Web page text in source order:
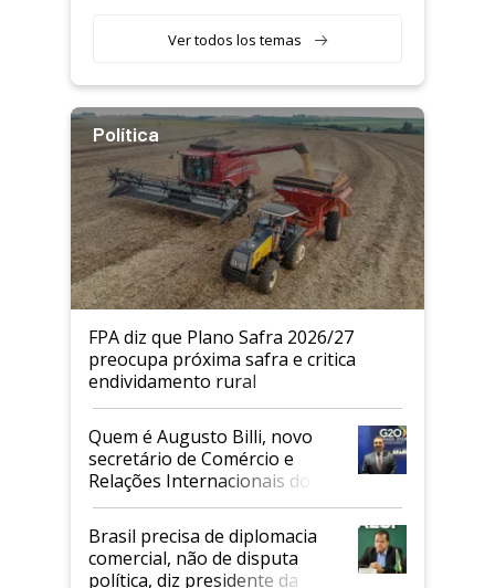
Ver todos los temas
Política
FPA diz que Plano Safra 2026/27
preocupa próxima safra e critica
endividamento rural
Quem é Augusto Billi, novo
secretário de Comércio e
Relações Internacionais do
Mapa
Brasil precisa de diplomacia
comercial, não de disputa
política, diz presidente da